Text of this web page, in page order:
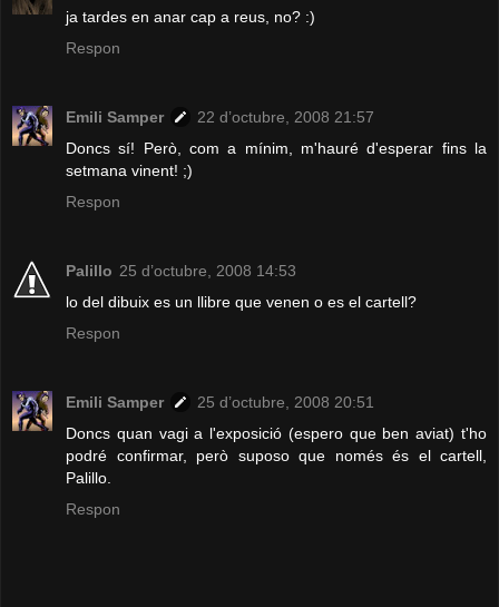
ja tardes en anar cap a reus, no? :)
Respon
Emili Samper
22 d’octubre, 2008 21:57
Doncs sí! Però, com a mínim, m'hauré d'esperar fins la
setmana vinent! ;)
Respon
Palillo 25 d’octubre, 2008 14:53
lo del dibuix es un llibre que venen o es el cartell?
Respon
Emili Samper
25 d’octubre, 2008 20:51
Doncs quan vagi a l'exposició (espero que ben aviat) t'ho
podré confirmar, però suposo que només és el cartell,
Palillo.
Respon